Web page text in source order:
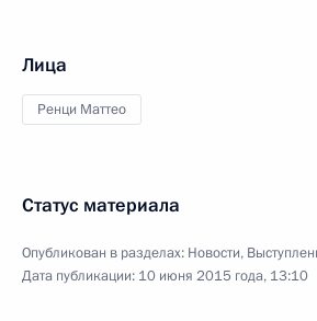
Лица
Ренци Маттео
Статус материала
Опубликован в разделах: Новости,
Дата публикации: 10 июня 2015 года, 13:10